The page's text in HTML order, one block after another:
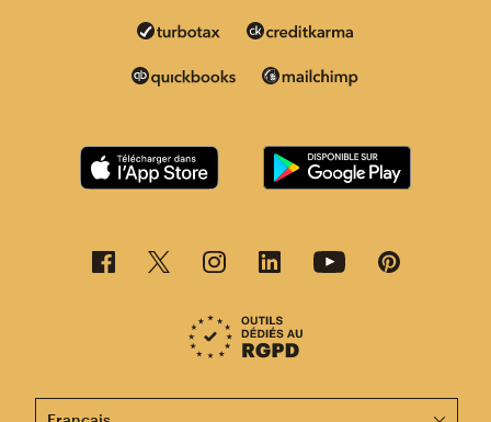
Cette page est désormais disponible en d'autres